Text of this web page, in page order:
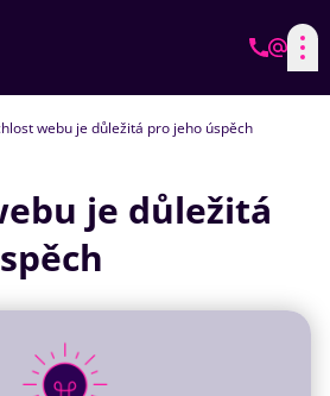
webu je důležitá pro jeho úspěch
je důležitá